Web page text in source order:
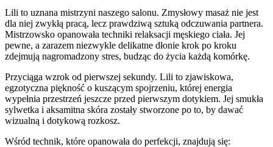
Lili to uznana mistrzyni naszego salonu. Zmysłowy masaż nie jest
dla niej zwykłą pracą, lecz prawdziwą sztuką odczuwania partnera.
Mistrzowsko opanowała techniki relaksacji męskiego ciała. Jej
pewne, a zarazem niezwykle delikatne dłonie krok po kroku
zdejmują nagromadzony stres, budząc do życia każdą komórkę.
Przyciąga wzrok od pierwszej sekundy. Lili to zjawiskowa,
egzotyczna piękność o kuszącym spojrzeniu, której energia
wypełnia przestrzeń jeszcze przed pierwszym dotykiem. Jej smukła
sylwetka i aksamitna skóra zostały stworzone po to, by dawać
wizualną i dotykową rozkosz.
Wśród technik, które opanowała do perfekcji, znajdują się: